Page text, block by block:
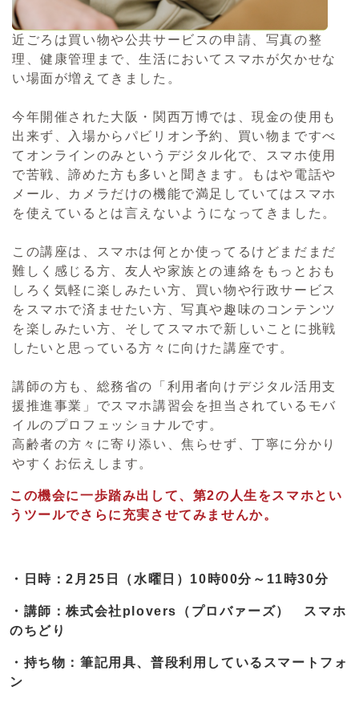
近ごろは買い物や公共サービスの申請、写真の整
理、健康管理まで、生活においてスマホが欠かせな
い場面が増えてきました。
今年開催された大阪・関西万博では、現金の使用も
出来ず、入場からパビリオン予約、買い物まですべ
てオンラインのみというデジタル化で、スマホ使用
で苦戦、諦めた方も多いと聞きます。もはや電話や
メール、カメラだけの機能で満足していてはスマホ
を使えているとは言えないようになってきました。
この講座は、スマホは何とか使ってるけどまだまだ
難しく感じる方、友人や家族との連絡をもっとおも
しろく気軽に楽しみたい方、買い物や行政サービス
をスマホで済ませたい方、写真や趣味のコンテンツ
を楽しみたい方、そしてスマホで新しいことに挑戦
したいと思っている方々に向けた講座です。
講師の方も、総務省の「利用者向けデジタル活用支
援推進事業」でスマホ講習会を担当されているモバ
イルのプロフェッショナルです。
高齢者の方々に寄り添い、焦らせず、丁寧に分かり
やすくお伝えします。
この機会に一歩踏み出して、第2の人生をスマホとい
うツールでさらに充実させてみませんか。
・日時：2月25日（水曜日）10時00分～11時30分
・講師：株式会社plovers（プロバァーズ） スマホ
のちどり
・持ち物：筆記用具、普段利用しているスマートフォ
ン